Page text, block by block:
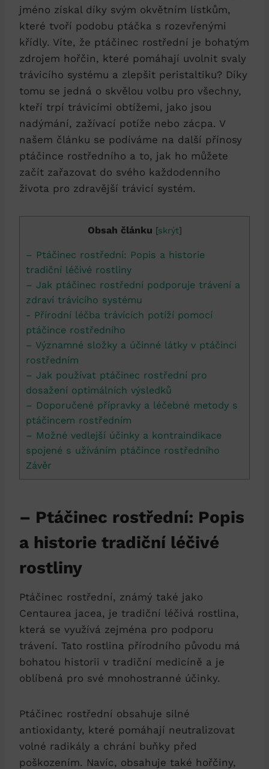
jméno získal ​díky ⁢svým⁣ okvětním lístkům,
které tvoří podobu ptáčka s rozevřenými​
křídly.​ Víte,​ že ptáčinec⁤ rostřední je bohatým
zdrojem⁢ hořčin, které pomáhají uvolnit ⁢svaly
trávicího systému a ⁤zlepšit peristaltiku? Díky
tomu ‌se‌ jedná ⁢o skvělou volbu ⁤pro všechny,
⁢kteří trpí‍ trávicími obtížemi, jako jsou
⁤nadýmání, zažívací‍ potíže ‍nebo zácpa. V
našem článku se podíváme⁢ na další přínosy
ptáčince rostředního ⁤a ‍to, jak ‍ho můžete
začít zařazovat do svého‌ každodenního
života pro zdravější trávicí systém.
Obsah článku [skrýt]
– Ptáčinec rostřední: Popis a⁤ historie
tradiční léčivé rostliny
– Jak ptáčinec⁢ rostřední ⁤podporuje trávení a
zdraví trávicího systému
-​ Přírodní léčba trávících potíží pomocí
ptáčince‍ rostředního
– ‍Významné složky‌ a ​účinné látky v ptáčinci
‍rostředním
– Jak používat ptáčinec rostřední ⁢pro
dosažení ⁤optimálních výsledků
– Doporučené ⁤přípravky a léčebné⁢ metody s
ptáčincem rostředním
– Možné vedlejší účinky a kontraindikace
spojené s ​užíváním​ ptáčince rostředního
Závěr
– Ptáčinec rostřední: Popis
a⁤ historie tradiční léčivé
rostliny
Ptáčinec rostřední, známý také jako
Centaurea jacea, je⁣ tradiční léčivá rostlina,
která se využívá zejména ⁢pro podporu‌
trávení. ​Tato rostlina přírodního‍ původu ⁢má
bohatou historii ⁤v tradiční medicíně a je
⁤oblíbená⁣ pro své mnohostranné účinky.
Ptáčinec rostřední obsahuje silné
antioxidanty, které pomáhají neutralizovat
volné‌ radikály a‌ chrání buňky ‍před
poškozením. Navíc, obsahuje ⁤také ​hořčiny,